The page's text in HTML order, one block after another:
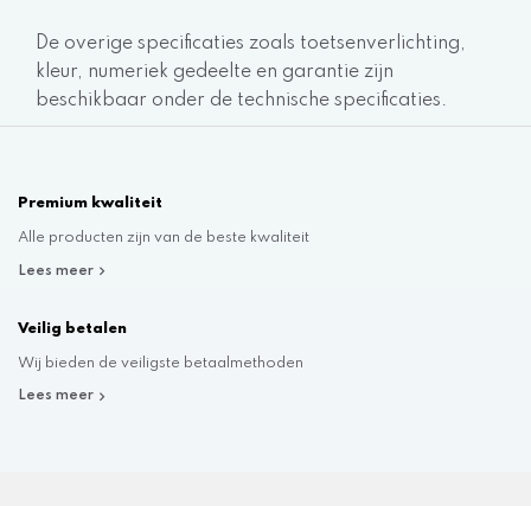
De overige specificaties zoals toetsenverlichting,
kleur, numeriek gedeelte en garantie zijn
beschikbaar onder de technische specificaties.
Premium kwaliteit
Alle producten zijn van de beste kwaliteit
Lees meer
Veilig betalen
Wij bieden de veiligste betaalmethoden
Lees meer